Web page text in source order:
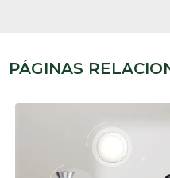
PÁGINAS